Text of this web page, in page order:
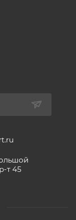
т 45